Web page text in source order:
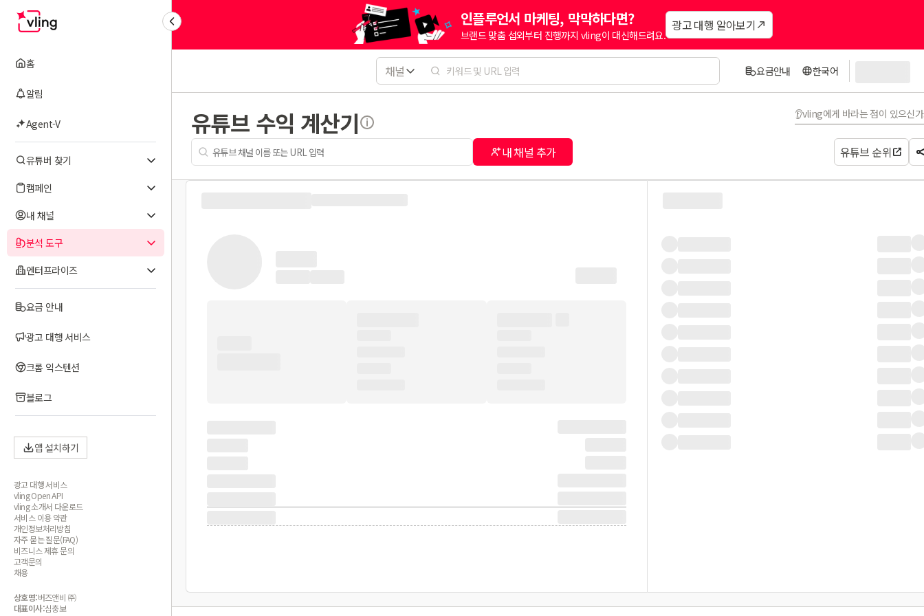
홈
알림
Agent-V
유튜버 찾기
캠페인
내 채널
분석 도구
엔터프라이즈
요금 안내
광고 대행 서비스
크롬 익스텐션
블로그
앱 설치하기
광고 대행 서비스
vling Open API
vling 소개서 다운로드
서비스 이용 약관
개인정보처리방침
자주 묻는 질문(FAQ)
비즈니스 제휴 문의
고객문의
채용
상호명:버즈앤비 ㈜
대표이사:심충보
인플루언서 마케팅, 막막하다면?
브랜드 맞춤 섭외부터 진행까지 vling이 대신해드려요.
광고 대행 알아보기
채널 요금안내 한국어
유튜브 수익 계산기 👂vling에게 바라는 점이 있으신
내 채널 추가 유튜브 순위